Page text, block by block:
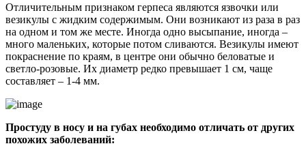
Отличительным признаком герпеса являются язвочки или
везикулы с жидким содержимым. Они возникают из раза в раз
на одном и том же месте. Иногда одно высыпание, иногда –
много маленьких, которые потом сливаются. Везикулы имеют
покраснение по краям, в центре они обычно беловатые и
светло-розовые. Их диаметр редко превышает 1 см, чаще
составляет – 1-4 мм.
Простуду в носу и на губах необходимо отличать от других
похожих заболеваний: